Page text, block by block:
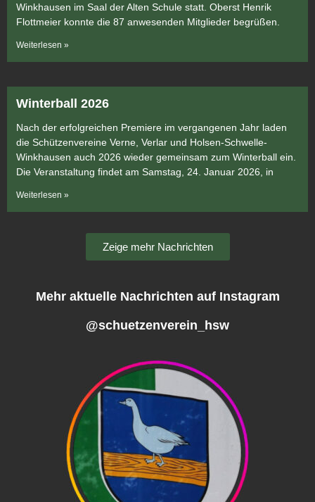
Winkhausen im Saal der Alten Schule statt. Oberst Henrik
Flottmeier konnte die 87 anwesenden Mitglieder begrüßen.
Weiterlesen »
Winterball 2026
Nach der erfolgreichen Premiere im vergangenen Jahr laden
die Schützenvereine Verne, Verlar und Holsen-Schwelle-
Winkhausen auch 2026 wieder gemeinsam zum Winterball ein.
Die Veranstaltung findet am Samstag, 24. Januar 2026, in
Weiterlesen »
Zeige mehr Nachrichten
Mehr aktuelle Nachrichten auf Instagram
@schuetzenverein_hsw